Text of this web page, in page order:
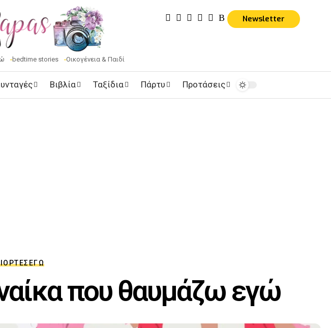
bedtime stories Οικογένεια & Παιδί
Newsletter
Βιβλία Ταξίδια Πάρτυ Προτάσεις
ΕΓΏ
που θαυμάζω εγώ